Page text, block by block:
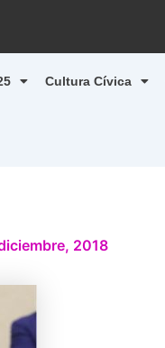
Cultura Cívica
2018